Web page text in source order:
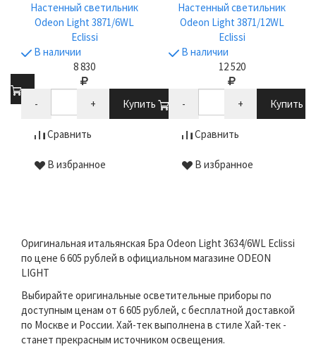
Настенный светильник
Odeon Light 3871/6WL
Eclissi
В наличии
8 830
- + Купить
Сравнить
В избранное
Настенный светильник
Odeon Light 3871/12WL
Eclissi
В наличии
12 520
- + Купить
Сравнить
В избранное
Оригинальная итальянская Бра Odeon Light 3634/6WL Eclissi
по цене 6 605 рублей в официальном магазине ODEON
LIGHT
Выбирайте оригинальные осветительные приборы по
доступным ценам от 6 605 рублей, с бесплатной доставкой
по Москве и России. Хай-тек выполнена в стиле Хай-тек -
станет прекрасным источником освещения.